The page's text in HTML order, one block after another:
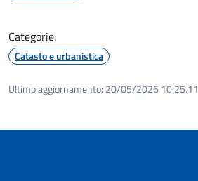
Categorie:
Catasto e urbanistica
Ultimo aggiornamento: 20/05/2026 10:25.11